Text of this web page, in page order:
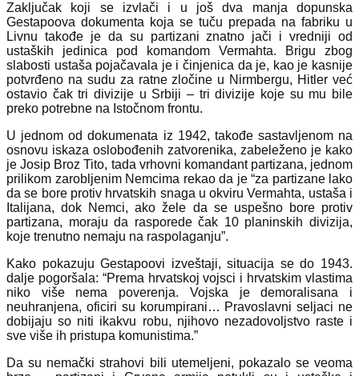
Zaključak koji se izvlači i u još dva manja dopunska
Gestapoova dokumenta koja se tuču prepada na fabriku u
Livnu takođe je da su partizani znatno jači i vredniji od
ustaških jedinica pod komandom Vermahta. Brigu zbog
slabosti ustaša pojačavala je i činjenica da je, kao je kasnije
potvrđeno na sudu za ratne zločine u Nirmbergu, Hitler već
ostavio čak tri divizije u Srbiji – tri divizije koje su mu bile
preko potrebne na Istočnom frontu.
U jednom od dokumenata iz 1942, takođe sastavljenom na
osnovu iskaza oslobođenih zatvorenika, zabeleženo je kako
je Josip Broz Tito, tada vrhovni komandant partizana, jednom
prilikom zarobljenim Nemcima rekao da je “za partizane lako
da se bore protiv hrvatskih snaga u okviru Vermahta, ustaša i
Italijana, dok Nemci, ako žele da se uspešno bore protiv
partizana, moraju da rasporede čak 10 planinskih divizija,
koje trenutno nemaju na raspolaganju”.
Kako pokazuju Gestapoovi izveštaji, situacija se do 1943.
dalje pogoršala: “Prema hrvatskoj vojsci i hrvatskim vlastima
niko više nema poverenja. Vojska je demoralisana i
neuhranjena, oficiri su korumpirani… Pravoslavni seljaci ne
dobijaju so niti ikakvu robu, njihovo nezadovoljstvo raste i
sve više ih pristupa komunistima.”
Da su nemački strahovi bili utemeljeni, pokazalo se veoma